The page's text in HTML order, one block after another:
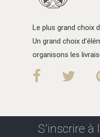
Le plus grand choix
Un grand choix
organisons les
S'inscrire à